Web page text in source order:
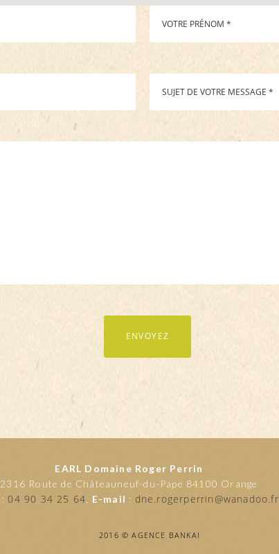
EARL Domaine Roger Perrin
2316 Route de Châteauneuf-du-Pape 84100 Orange
:04 90 34 25 64 E-mail : dne.rogerperrin@wanadoo.fr
2016 © AGENCE BANKAI